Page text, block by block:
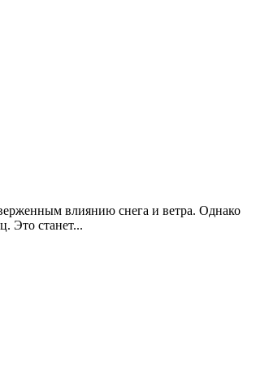
влиянию снега и ветра. Однако
Это станет...